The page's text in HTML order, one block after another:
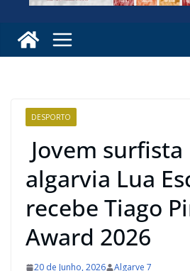
DESPORTO
Jovem surfista
algarvia Lua
recebe Tiago
Award 2026
20 de Junho, 2026
Algarve 7